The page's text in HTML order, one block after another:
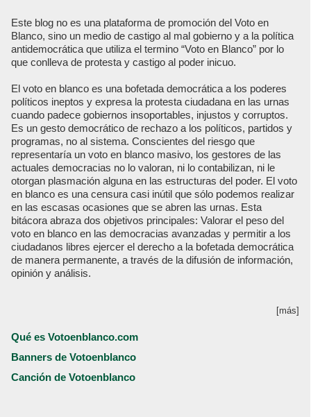
Este blog no es una plataforma de promoción del Voto en
Blanco, sino un medio de castigo al mal gobierno y a la política
antidemocrática que utiliza el termino “Voto en Blanco” por lo
que conlleva de protesta y castigo al poder inicuo.
El voto en blanco es una bofetada democrática a los poderes
políticos ineptos y expresa la protesta ciudadana en las urnas
cuando padece gobiernos insoportables, injustos y corruptos.
Es un gesto democrático de rechazo a los políticos, partidos y
programas, no al sistema. Conscientes del riesgo que
representaría un voto en blanco masivo, los gestores de las
actuales democracias no lo valoran, ni lo contabilizan, ni le
otorgan plasmación alguna en las estructuras del poder. El voto
en blanco es una censura casi inútil que sólo podemos realizar
en las escasas ocasiones que se abren las urnas. Esta
bitácora abraza dos objetivos principales: Valorar el peso del
voto en blanco en las democracias avanzadas y permitir a los
ciudadanos libres ejercer el derecho a la bofetada democrática
de manera permanente, a través de la difusión de información,
opinión y análisis.
[más]
Qué es Votoenblanco.com
Banners de Votoenblanco
Canción de Votoenblanco